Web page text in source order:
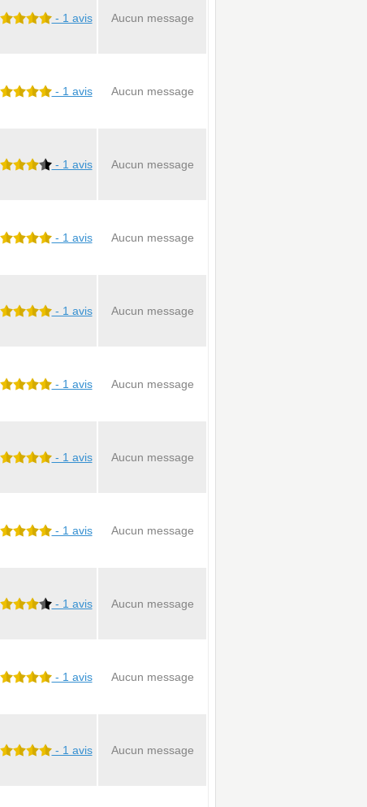
- 1 avis Aucun message
- 1 avis Aucun message
- 1 avis Aucun message
- 1 avis Aucun message
- 1 avis Aucun message
- 1 avis Aucun message
- 1 avis Aucun message
- 1 avis Aucun message
- 1 avis Aucun message
- 1 avis Aucun message
- 1 avis Aucun message